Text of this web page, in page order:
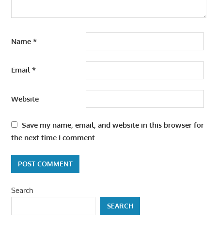
Name *
Email*
Website
Save my name, email, and website in this browser for
the next time I comment.
Search
SEARCH